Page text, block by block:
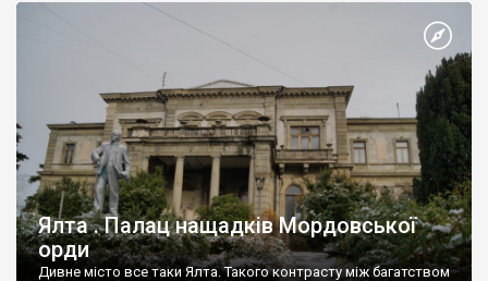
Ялта . Палац нащадків Мордовської
орди
Дивне місто все таки Ялта. Такого контрасту між багатством